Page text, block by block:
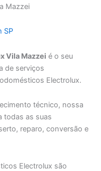
Mazzei
SP
Vila Mazzei é o seu
de serviços
Electrolux.
técnico, nossa
todas as suas
reparo, conversão e
Electrolux são